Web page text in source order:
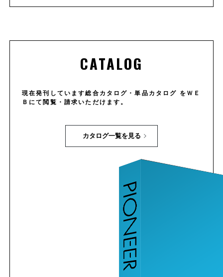
CATALOG
現在発刊しています総合カタログ・単品カタログ をＷＥ
Ｂにて閲覧・請求いただけます。
カタログ一覧を見る